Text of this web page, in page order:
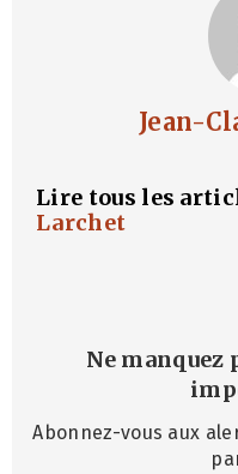
Jean-
Lire tous les
Larchet
Ne manquez
Abonnez-vous aux